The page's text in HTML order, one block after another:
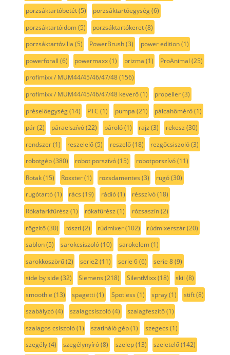
porzsáktartóbetét(5) porzsáktartóegység(6)
porzsáktartóidom(5) porzsáktartókeret(8)
porzsáktartóvilla (5) PowerBrush(3) power edition(1)
powerforall (6) powermaxx(1) prizma (1) ProAnimal (25)
profimixx / MUM44/45/46/47/48(156)
profimixx / MUM44/45/46/47/48 keverő(1) propeller(3)
préselőegység(14) PTC (1) pumpa (21) pálcahőmérő(1)
pár(2) páraelszívó(22) pároló(1) rajz (3) rekesz (30)
rendszer(1) reszelelő(5) reszelő(18) rezgőcsiszoló(3)
robotgép(380) robot porszívó(15) robotporszívó(11)
Rotak(15) Roxxter(1) rozsdamentes (3) rugó(30)
rugótartó(1) rács (19) rádió(1) résszívó(18)
Rókafarkfűrész (1) rókafűrész (1) rózsaszín(2)
rögzítő(30) röszti (2) rúdmixer(102) rúdmixerszár(20)
sablon(5) sarokcsiszoló(10) sarokelem(1)
sarokköszörű(2) serie2(11) serie 6(6) serie 8(9)
side by side (32) Siemens (218) SilentMixx(18) skil (8)
smoothie (13) spagetti (1) Spotless (1) spray(1) stift(8)
szabályzó(4) szalagcsiszoló(4) szalagfeszítő(1)
szalagos csiszoló(1) szatináló gép(1) szegecs (1)
szegély(4) szegélynyíró(8) szelep(13) szeletelő(142)